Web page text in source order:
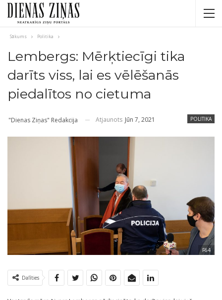
Sākums Politika
Lembergs: Mērķtiecīgi tika
darīts viss, lai es vēlēšanās
piedalītos no cietuma
POLITIKA
"Dienas Ziņas" Redakcija Atjaunots Jūn 7, 2021
F64
Dalīties